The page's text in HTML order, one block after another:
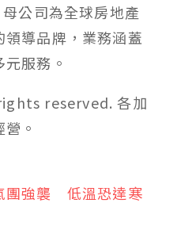
公司為全球房地產
導品牌，業務涵蓋
服務。
reserved. 各加
。
團強襲 低溫恐達寒